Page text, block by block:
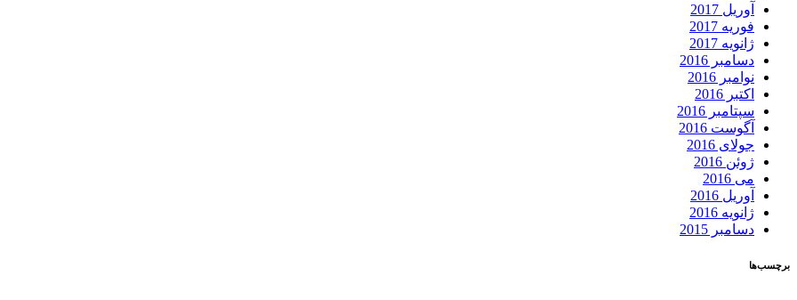
آوریل 2017
فوریه 2017
ژانویه 2017
دسامبر 2016
نوامبر 2016
اکتبر 2016
سپتامبر 2016
آگوست 2016
جولای 2016
ژوئن 2016
می 2016
آوریل 2016
ژانویه 2016
دسامبر 2015
برچسب‌ها